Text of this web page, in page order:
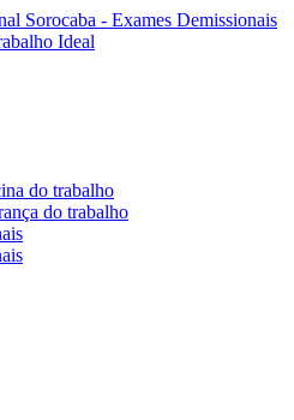
do trabalho
do trabalho